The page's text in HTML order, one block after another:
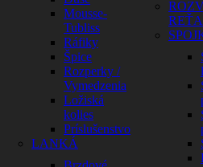
Mousse-
Tubliss
Ráfiky
Špice
Rozperky /
Vymedzenia
Ložiská
kolies
Príslušenstvo
LANKÁ